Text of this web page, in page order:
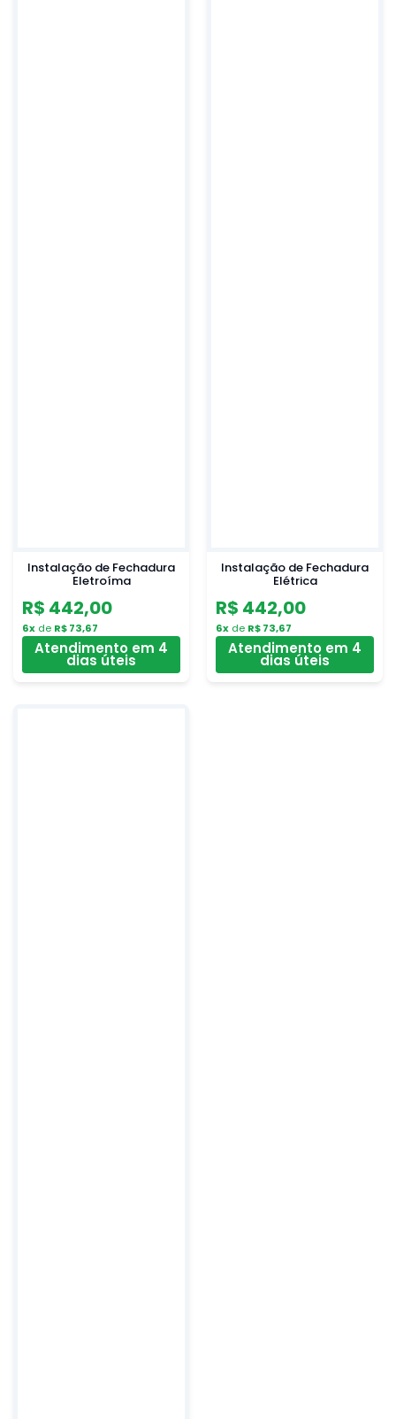
Instalação de Fechadura
Eletroíma
R$ 442,00
6x de R$ 73,67
Atendimento em 4
dias úteis
Instalação de Fechadura
Elétrica
R$ 442,00
6x de R$ 73,67
Atendimento em 4
dias úteis